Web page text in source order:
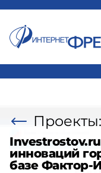
Проекты:
инноваций
базе Фактор-